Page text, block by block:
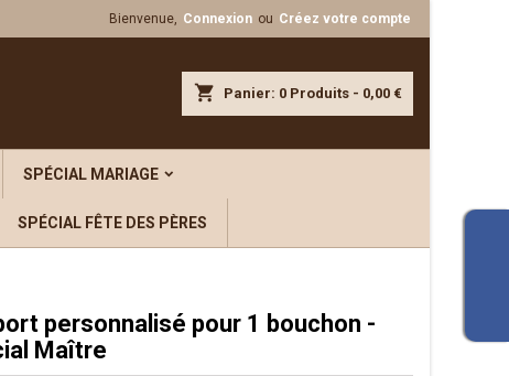
liste
Bienvenue, Connexion ou Créez votre compte
shopping_cart Panier: 0 Produits - 0,00 €
SPÉCIAL MARIAGE
SPÉCIAL FÊTE DES PÈRES
personnalisé pour 1 bouchon -
Maître